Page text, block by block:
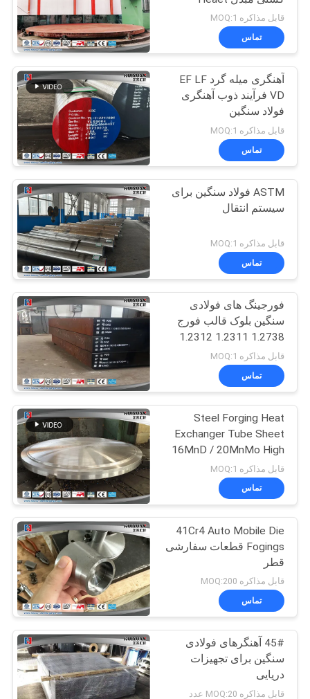
PRIVACY
POLICY
Forged Steel
Flanges
26
Forged Cylinder
23
Heat Treatment
Forging
14
Open Die Forgings
27
Alloy Steel Forgings
22
قابل مذاکره MOQ:1
تماس
آهنگری میله گرد EF LF
VD فرآیند ذوب آهنگری
فولاد سنگین
قابل مذاکره MOQ:1
تماس
ASTM فولاد سنگین برای
سیستم انتقال
قابل مذاکره MOQ:1
تماس
فورجینگ های فولادی
سنگین بلوک قالب فورج
1.2738 1.2311 1.2312
SP300 SP350
قابل مذاکره MOQ:1
تماس
Steel Forging Heat
Exchanger Tube Sheet
16MnD / 20MnMo High
Precision
قابل مذاکره MOQ:1
تماس
41Cr4 Auto Mobile Die
Fogings قطعات سفارشی
قطر
قابل مذاکره MOQ:200
تماس
45# آهنگرهای فولادی
سنگین برای تجهیزات
دریایی
قابل مذاکره MOQ:20 عدد